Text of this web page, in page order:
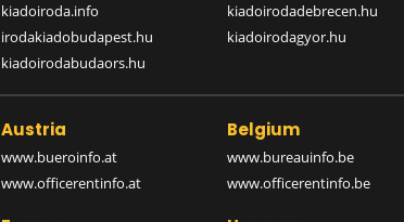
kiadoiroda.info
irodakiadobudapest.hu
kiadoirodabudaors.hu
kiadoirodadebrecen.hu
kiadoirodagyor.hu
Austria
www.bueroinfo.at
www.officerentinfo.at
Belgium
www.bureauinfo.be
www.officerentinfo.be